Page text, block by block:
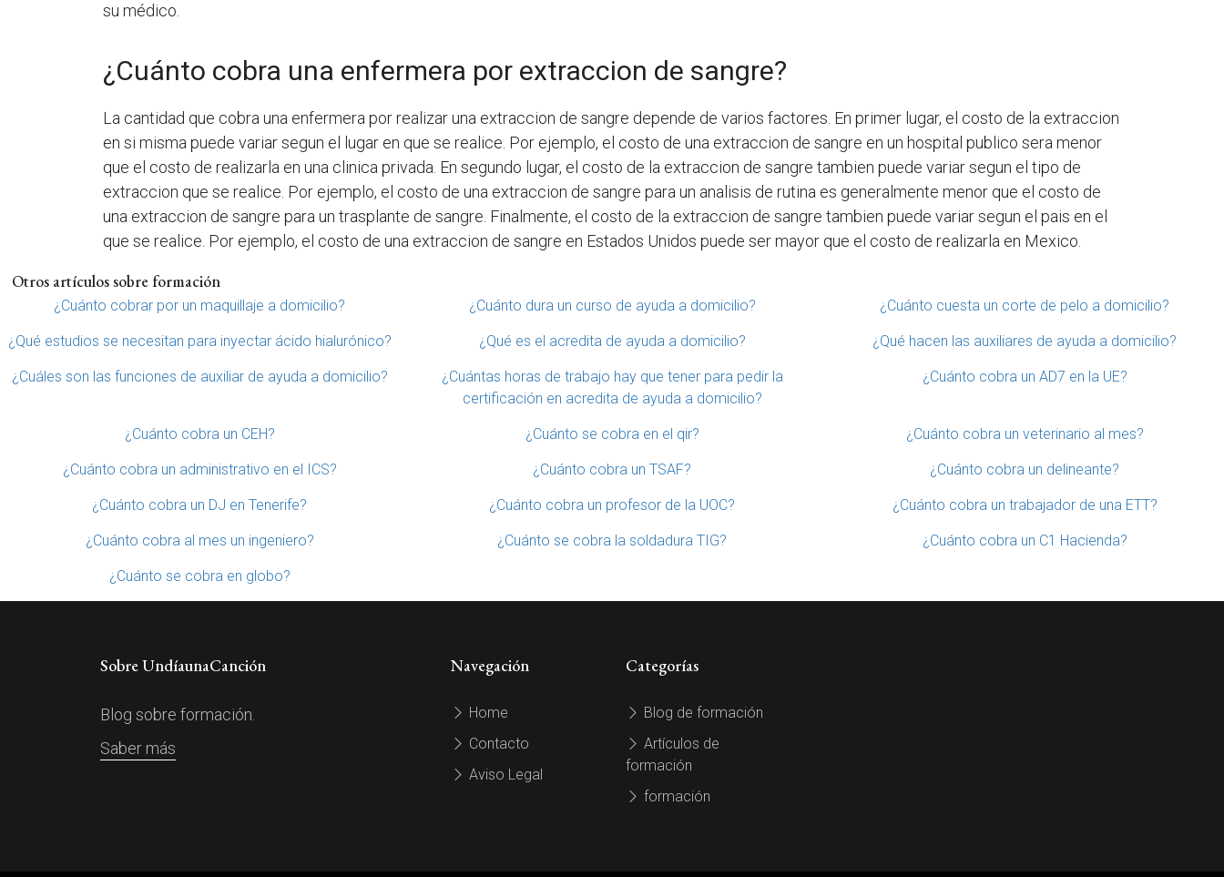
su médico.
¿Cuánto cobra una enfermera por extraccion de sangre?
La cantidad que cobra una enfermera por realizar una extraccion de sangre depende de varios factores. En primer lugar, el costo de la extraccion
en si misma puede variar segun el lugar en que se realice. Por ejemplo, el costo de una extraccion de sangre en un hospital publico sera menor
que el costo de realizarla en una clinica privada. En segundo lugar, el costo de la extraccion de sangre tambien puede variar segun el tipo de
extraccion que se realice. Por ejemplo, el costo de una extraccion de sangre para un analisis de rutina es generalmente menor que el costo de
una extraccion de sangre para un trasplante de sangre. Finalmente, el costo de la extraccion de sangre tambien puede variar segun el pais en el
que se realice. Por ejemplo, el costo de una extraccion de sangre en Estados Unidos puede ser mayor que el costo de realizarla en Mexico.
Otros artículos sobre formación
¿Cuánto cobrar por un maquillaje a domicilio? ¿Cuánto dura un curso de ayuda a domicilio? ¿Cuánto cuesta un corte de pelo a domicilio?
¿Qué estudios se necesitan para inyectar ácido hialurónico? ¿Qué es el acredita de ayuda a domicilio? ¿Qué hacen las auxiliares de ayuda a domicilio?
¿Cuáles son las funciones de auxiliar de ayuda a domicilio?
¿Cuántas horas de trabajo hay que tener para pedir la
certificación en acredita de ayuda a domicilio?
¿Cuánto cobra un AD7 en la UE?
¿Cuánto cobra un CEH? ¿Cuánto se cobra en el qir? ¿Cuánto cobra un veterinario al mes?
¿Cuánto cobra un administrativo en el ICS? ¿Cuánto cobra un TSAF? ¿Cuánto cobra un delineante?
¿Cuánto cobra un DJ en Tenerife? ¿Cuánto cobra un profesor de la UOC? ¿Cuánto cobra un trabajador de una ETT?
¿Cuánto cobra al mes un ingeniero? ¿Cuánto se cobra la soldadura TIG? ¿Cuánto cobra un C1 Hacienda?
¿Cuánto se cobra en globo?
Sobre UndíaunaCanción
Blog sobre formación.
Saber más
Navegación
Home
Contacto
Aviso Legal
Categorías
Blog de formación
Artículos de
formación
formación